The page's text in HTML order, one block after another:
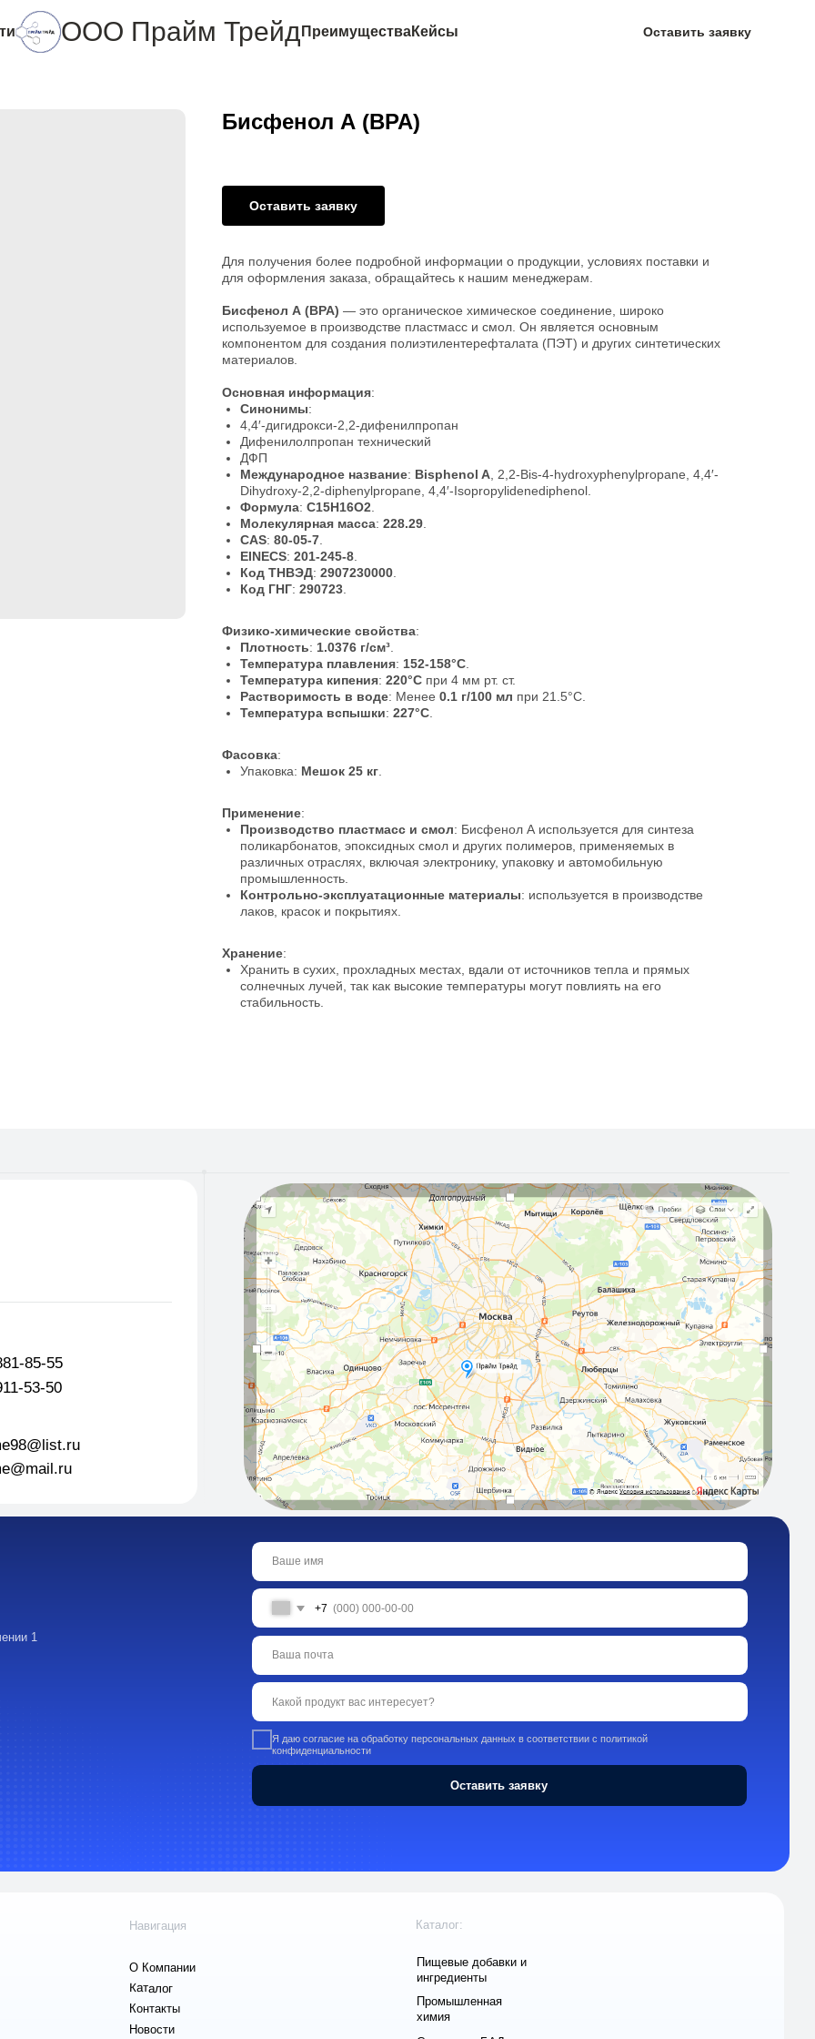
ООО Прайм Трейд ПреимуществаКейсы Оставить заявку
Бисфенол А (BPA)
Оставить заявку
Для получения более подробной информации о продукции, условиях поставки и
для оформления заказа, обращайтесь к нашим менеджерам.
Бисфенол А (BPA) — это органическое химическое соединение, широко
используемое в производстве пластмасс и смол. Он является основным
компонентом для создания полиэтилентерефталата (ПЭТ) и других синтетических
материалов.
Основная информация:
Синонимы:
4,4′-дигидрокси-2,2-дифенилпропан
Дифенилолпропан технический
ДФП
Международное название: Bisphenol A, 2,2-Bis-4-hydroxyphenylpropane, 4,4′-
Dihydroxy-2,2-diphenylpropane, 4,4′-Isopropylidenediphenol.
Формула: C15H16O2.
Молекулярная масса: 228.29.
CAS: 80-05-7.
EINECS: 201-245-8.
Код ТНВЭД: 2907230000.
Код ГНГ: 290723.
Физико-химические свойства:
Плотность: 1.0376 г/см³.
Температура плавления: 152-158°C.
Температура кипения: 220°C при 4 мм рт. ст.
Растворимость в воде: Менее 0.1 г/100 мл при 21.5°C.
Температура вспышки: 227°C.
Фасовка:
Упаковка: Мешок 25 кг.
Применение:
Производство пластмасс и смол: Бисфенол А используется для синтеза
поликарбонатов, эпоксидных смол и других полимеров, применяемых в
различных отраслях, включая электронику, упаковку и автомобильную
промышленность.
Контрольно-эксплуатационные материалы: используется в производстве
лаков, красок и покрытиях.
Хранение:
Хранить в сухих, прохладных местах, вдали от источников тепла и прямых
солнечных лучей, так как высокие температуры могут повлиять на его
стабильность.
Я даю согласие на обработку персональных данных в соответствии с политикой
конфиденциальности
парфюмерии и
Пищевые добавки и
ингредиенты
Каталог: